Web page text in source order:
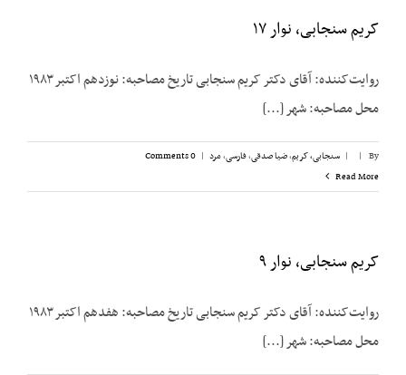
کریم سنجابی، نوار ۱۷
روایت‌‌کننده: آقای دکتر کریم سنجابی تاریخ مصاحبه: نوزدهم اکتبر ۱۹۸۳
محل مصاحبه: شهر [...]
By
|
| سنجابی، کریم,ضیا صدقی,فارسی,مرد |
0 Comments
Read More
کریم سنجابی،‌ نوار ۹
روایت‌‌کننده: آقای دکتر کریم سنجابی تاریخ مصاحبه: هفدهم اکتبر ۱۹۸۳
محل مصاحبه: شهر [...]